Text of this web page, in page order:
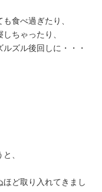
食べ過ぎたり、
ちゃったり、
ズル後回しに・・・
、
ど取り入れてきまし